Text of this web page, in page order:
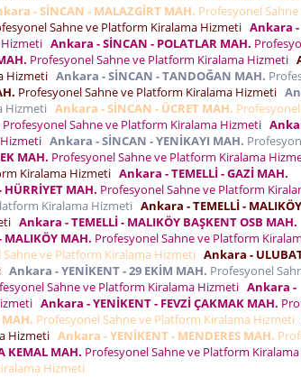
- SİNCAN - MALAZGİRT MAH. Profesyonel Sahne
Sahne ve Platform Kiralama Hizmeti Ankara -
Ankara - SİNCAN - POLATLAR MAH.
Profesyonel Sahne ve Platform Kiralama Hizmeti
Hizmeti Ankara - SİNCAN - TANDOĞAN MAH.
Profesyonel Sahne ve Platform Kiralama Hizmeti
Hizmeti Ankara - SİNCAN - ÜCRET MAH.
Profesyonel Sahne ve Platform Kiralama Hizmeti
Ankara - SİNCAN - YENİKAYI MAH.
MAH. Profesyonel Sahne ve Platform Kiralama
Kiralama Hizmeti Ankara - TEMELLİ - GAZİ MAH.
MAH. Profesyonel Sahne ve Platform
Kiralama Hizmeti Ankara - TEMELLİ - MALIKÖY
Ankara - TEMELLİ - MALIKÖY BAŞKENT OSB MAH.
MALIKÖY MAH. Profesyonel Sahne ve Platform
ve Platform Kiralama Hizmeti Ankara -
Ankara - YENİKENT - 29 EKİM MAH. Profesyonel
Sahne ve Platform Kiralama Hizmeti Ankara -
Ankara - YENİKENT - FEVZİ ÇAKMAK MAH.
Profesyonel Sahne ve Platform Kiralama Hizmeti
Hizmeti Ankara - YENİKENT - MENDERES MAH.
KEMAL MAH. Profesyonel Sahne ve Platform
Hizmeti